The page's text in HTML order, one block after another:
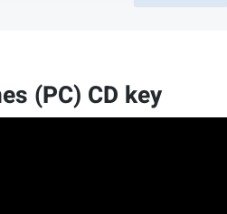
(PC) CD key